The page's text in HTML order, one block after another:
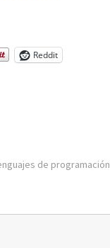
Reddit
de programación